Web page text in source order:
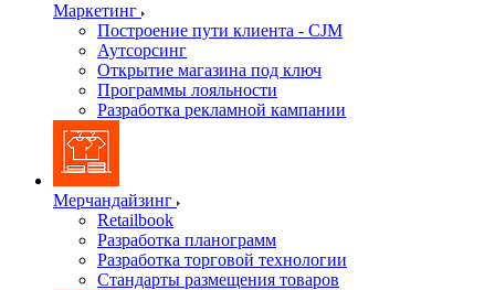
Маркетинг
Построение пути клиента - CJM
Аутсорсинг
Открытие магазина под ключ
Программы лояльности
Разработка рекламной кампании
Мерчандайзинг
Retailbook
Разработка планограмм
Разработка торговой технологии
Стандарты размещения товаров